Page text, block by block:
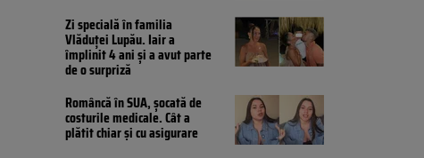
Zi specială în familia
Vlăduței Lupău. Iair a
împlinit 4 ani și a avut parte
de o surpriză
Româncă în SUA, șocată de
costurile medicale. Cât a
plătit chiar și cu asigurare